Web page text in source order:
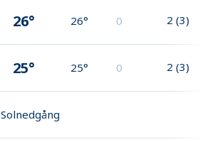
26° 26° 0 2 (3)
25° 25° 0 2 (3)
Solnedgång